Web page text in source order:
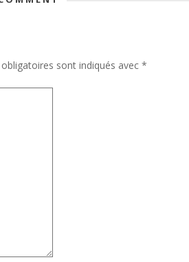
sont indiqués avec *